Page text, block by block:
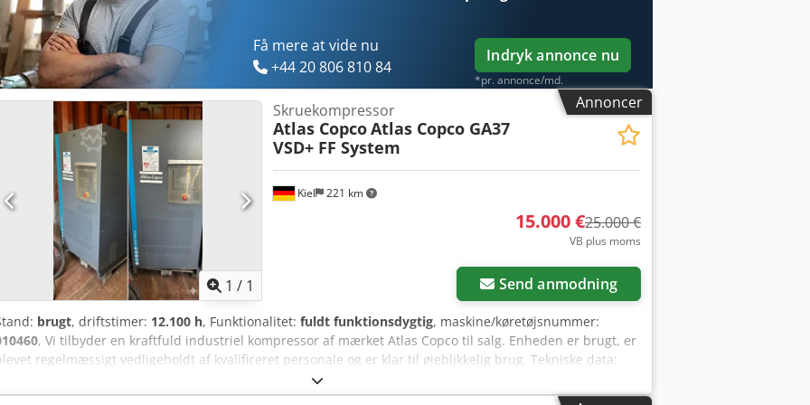
Få mere at vide nu
+44 20 806 810 84
Indryk annonce nu
*pr. annonce/md.
Annoncer
1 / 1
Kiel 221 km
Skruekompressor
Atlas CopcoAtlas Copco GA37
VSD+ FF System
15.000 €25.000 €
VB plus moms
Send anmodning
brugt, driftstimer: 12.100 h, Funktionalitet: fuldt funktionsdygtig, maskine/køretøjsnummer:
, Vi tilbyder en kraftfuld industriel kompressor af mærket Atlas Copco til salg. Enheden er brugt, er
regelmæssigt vedligeholdt af kvalificeret personale og er klar til øjeblikkelig brug. Tekniske data:
Type: GA37 VSD+ FF (VSD+ teknologi for maksimal energieffektivitet) Dsdpjzdqz Defx Amnskr Driftstimer:
timer Tilstand: Brugt, meget velholdt og klar til øjeblikkelig brug. Kompressoren kan efter